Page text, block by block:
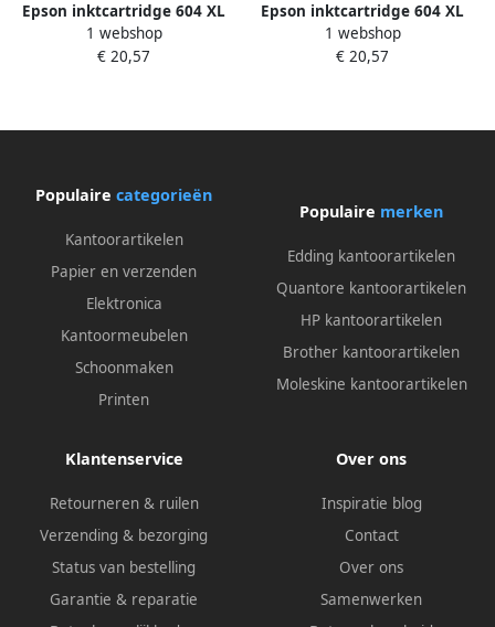
Epson inktcartridge 604 XL
350 pagina&apos;s OEM
C13T10H24010 cyaan
1 webshop
€ 20,57
Epson inktcartridge 604 XL
350 pagina&apos;s OEM
C13T10H34010 magenta
1 webshop
€ 20,57
Populaire categorieën
Kantoorartikelen
Papier en verzenden
Elektronica
Kantoormeubelen
Schoonmaken
Printen
Populaire merken
Edding kantoorartikelen
Quantore kantoorartikelen
HP kantoorartikelen
Brother kantoorartikelen
Moleskine kantoorartikelen
Klantenservice
Retourneren & ruilen
Verzending & bezorging
Status van bestelling
Garantie & reparatie
Over ons
Inspiratie blog
Contact
Over ons
Samenwerken